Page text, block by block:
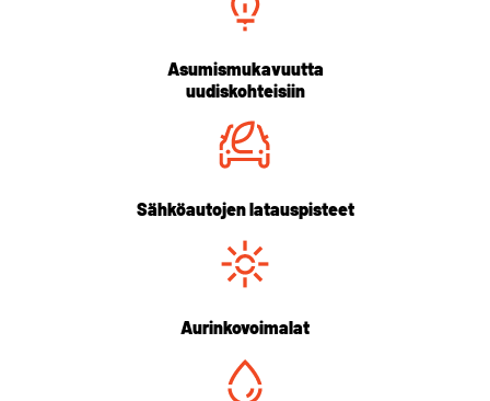
Asumismukavuutta
uudiskohteisiin
Sähköautojen latauspisteet
Aurinkovoimalat